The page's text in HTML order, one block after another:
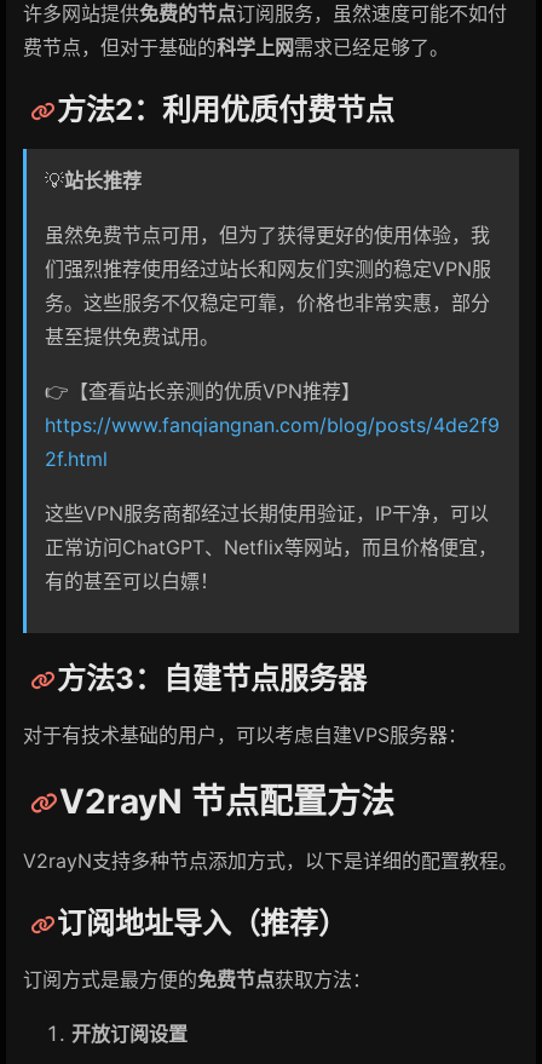
许多网站提供免费的节点订阅服务，虽然速度可能不如付
费节点，但对于基础的科学上网需求已经足够了。
方法2：利用优质付费节点
💡站长推荐
虽然免费节点可用，但为了获得更好的使用体验，我
们强烈推荐使用经过站长和网友们实测的稳定VPN服
务。这些服务不仅稳定可靠，价格也非常实惠，部分
甚至提供免费试用。
👉【查看站长亲测的优质VPN推荐】
https://www.fanqiangnan.com/blog/posts/4de2f9
2f.html
这些VPN服务商都经过长期使用验证，IP干净，可以
正常访问ChatGPT、Netflix等网站，而且价格便宜，
有的甚至可以白嫖！
方法3：自建节点服务器
对于有技术基础的用户，可以考虑自建VPS服务器：
V2rayN 节点配置方法
V2rayN支持多种节点添加方式，以下是详细的配置教程。
订阅地址导入（推荐）
订阅方式是最方便的免费节点获取方法：
开放订阅设置